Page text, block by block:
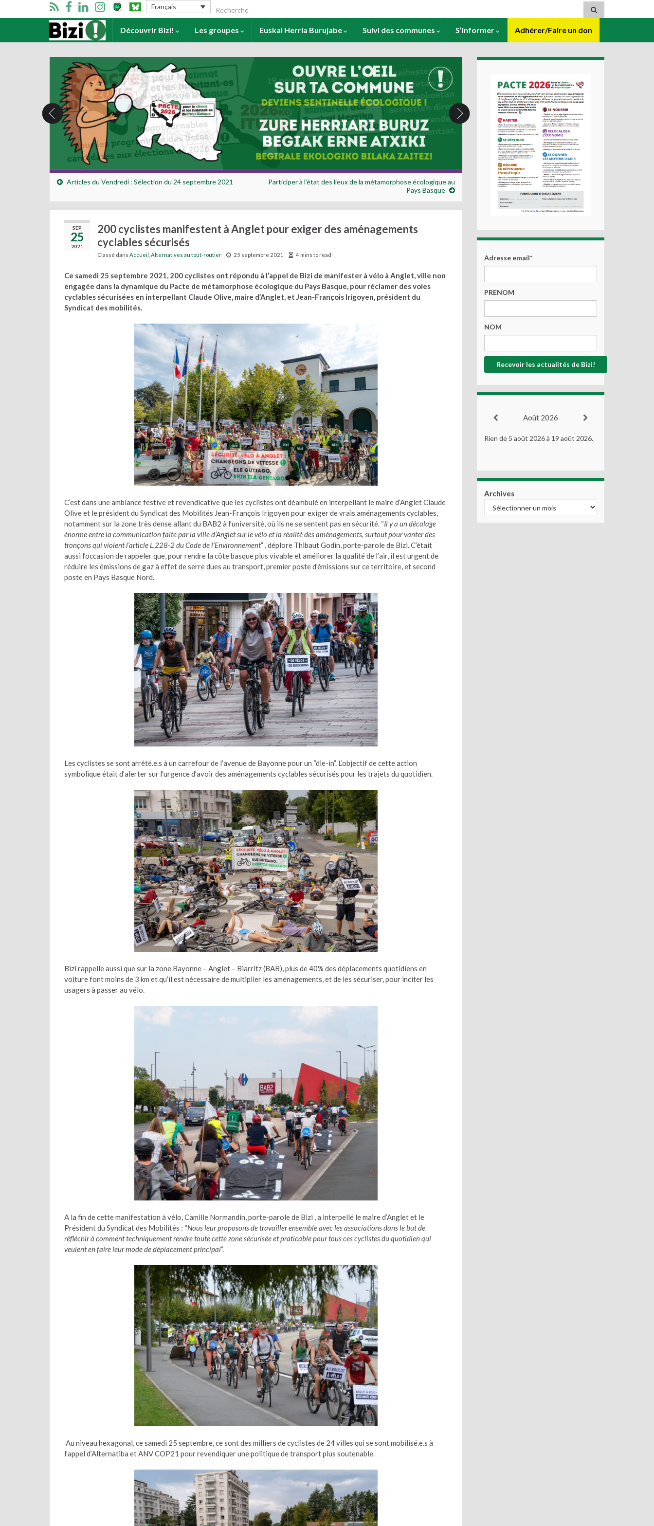
Français Search for:
Accueil Découvrir Bizi! Les groupes Euskal Herria Burujabe Suivi des communes S’informer Adhérer/Faire un don
Articles du Vendredi : Sélection du 24 septembre 2021
Participer à l’état des lieux de la métamorphose écologique au
Pays Basque
SEP
25
2021
200 cyclistes manifestent à Anglet pour exiger des aménagements
cyclables sécurisés
Classé dans Accueil Alternatives au tout-routier 25 septembre 2021 4 mins to read
Ce samedi 25 septembre 2021, 200 cyclistes ont répondu à l’appel de Bizi de manifester à vélo à Anglet, ville non
engagée dans la dynamique du Pacte de métamorphose écologique du Pays Basque, pour réclamer des voies
cyclables sécurisées en interpellant Claude Olive, maire d’Anglet, et Jean-François Irigoyen, président du
Syndicat des mobilités.
C’est dans une ambiance festive et revendicative que les cyclistes ont déambulé en interpellant le maire d’Anglet Claude
Olive et le président du Syndicat des Mobilités Jean-François Irigoyen pour exiger de vrais aménagements cyclables,
notamment sur la zone très dense allant du BAB2 à l’université, où ils ne se sentent pas en sécurité. “Il y a un décalage
énorme entre la communication faite par la ville d’Anglet sur le vélo et la réalité des aménagements, surtout pour vanter des
tronçons qui violent l’article L.228-2 du Code de l’Environnement” , déplore Thibaut Godin, porte-parole de Bizi. C’était
aussi l’occasion de rappeler que, pour rendre la côte basque plus vivable et améliorer la qualité de l’air, il est urgent de
réduire les émissions de gaz à effet de serre dues au transport, premier poste d’émissions sur ce territoire, et second
poste en Pays Basque Nord.
Les cyclistes se sont arrêté.e.s à un carrefour de l’avenue de Bayonne pour un “die-in”. L’objectif de cette action
symbolique était d’alerter sur l’urgence d’avoir des aménagements cyclables sécurisés pour les trajets du quotidien.
Bizi rappelle aussi que sur la zone Bayonne – Anglet – Biarritz (BAB), plus de 40% des déplacements quotidiens en
voiture font moins de 3 km et qu’il est nécessaire de multiplier les aménagements, et de les sécuriser, pour inciter les
usagers à passer au vélo.
A la fin de cette manifestation à vélo, Camille Normandin, porte-parole de Bizi , a interpellé le maire d’Anglet et le
Président du Syndicat des Mobilités : “Nous leur proposons de travailler ensemble avec les associations dans le but de
réfléchir à comment techniquement rendre toute cette zone sécurisée et praticable pour tous ces cyclistes du quotidien qui
veulent en faire leur mode de déplacement principal”.
Au niveau hexagonal, ce samedi 25 septembre, ce sont des milliers de cyclistes de 24 villes qui se sont mobilisé.e.s à
l’appel d’Alternatiba et ANV COP21 pour revendiquer une politique de transport plus soutenable.
Adresse email*
PRENOM
NOM
Août 2026
Rien de 5 août 2026 à 19 août 2026.
Archives